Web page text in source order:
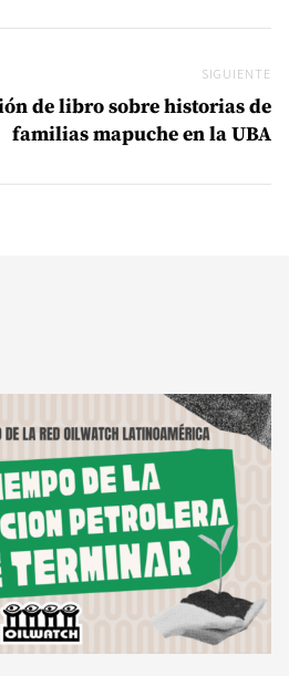
SIGUIENTE
de libro sobre historias de
familias mapuche en la UBA